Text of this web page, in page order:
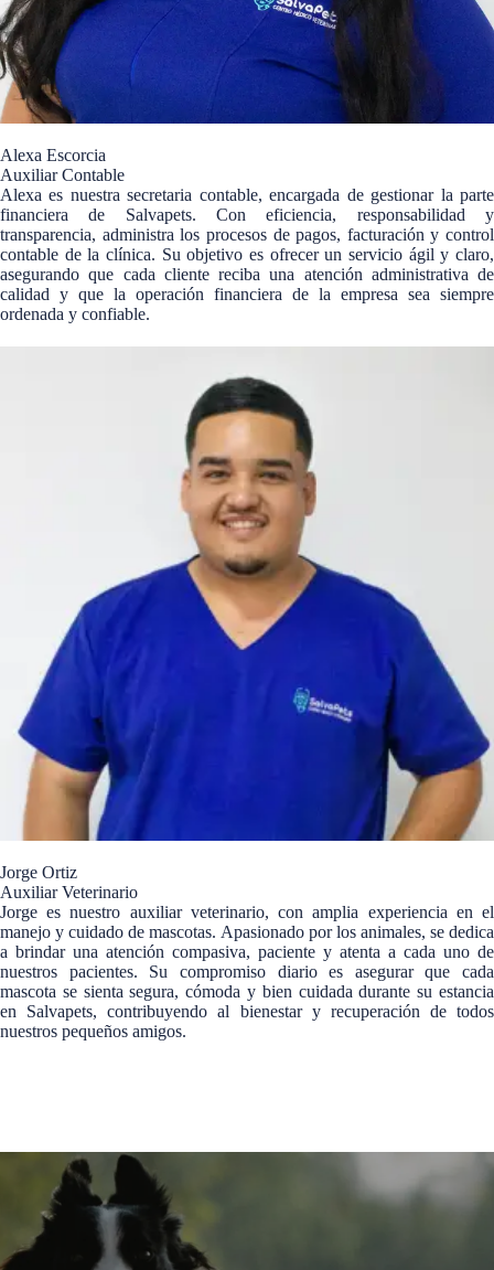
Alexa Escorcia
Auxiliar Contable
Alexa es nuestra secretaria contable, encargada de gestionar la parte
financiera de Salvapets. Con eficiencia, responsabilidad y
transparencia, administra los procesos de pagos, facturación y control
contable de la clínica. Su objetivo es ofrecer un servicio ágil y claro,
asegurando que cada cliente reciba una atención administrativa de
calidad y que la operación financiera de la empresa sea siempre
ordenada y confiable.
Jorge Ortiz
Auxiliar Veterinario
Jorge es nuestro auxiliar veterinario, con amplia experiencia en el
manejo y cuidado de mascotas. Apasionado por los animales, se dedica
a brindar una atención compasiva, paciente y atenta a cada uno de
nuestros pacientes. Su compromiso diario es asegurar que cada
mascota se sienta segura, cómoda y bien cuidada durante su estancia
en Salvapets, contribuyendo al bienestar y recuperación de todos
nuestros pequeños amigos.